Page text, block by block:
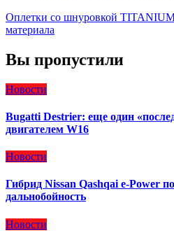
Оплетки со шнуровкой
материала
Вы пропустили
Новости
Bugatti Destrier: еще один
двигателем W16
Новости
Гибрид Nissan Qashqai e-Power
дальнобойность
Новости